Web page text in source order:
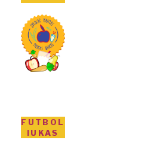
FUTBOL
IUKAS